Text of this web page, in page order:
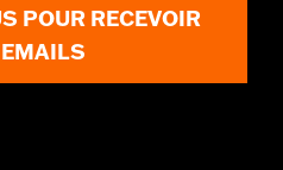
POUR RECEVOIR